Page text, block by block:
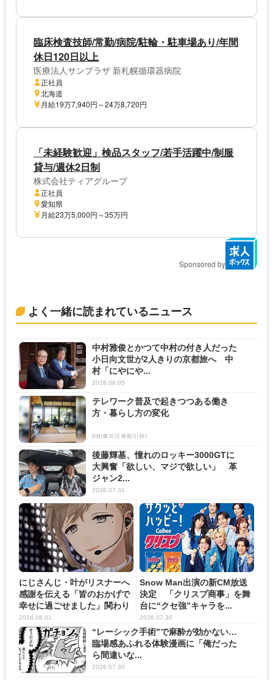
臨床検査技師/常勤/病院/駐輪・駐車場あり/年間
休日120日以上
医療法人サンプラザ 新札幌循環器病院
正社員
北海道
月給19万7,940円～24万8,720円
「未経験歓迎」検品スタッフ/若手活躍中/制服
貸与/週休2日制
株式会社ティアグループ
正社員
愛知県
月給23万5,000円～35万円
Sponsored by
よく一緒に読まれているニュース
中村雅俊とかつて中村の付き人だった
小日向文世が2人きりの京都旅へ 中
村「にやにや...
2026.08.05
テレワーク普及で起きつつある働き
方・暮らし方の変化
PR(東京証券取引所)
後藤輝基、憧れのロッキー3000GTに
大興奮「欲しい、マジで欲しい」 革
ジャン2...
2026.07.31
にじさんじ・叶がリスナーへ
感謝を伝える「皆のおかげで
幸せに過ごせました」関わり
の...
2026.08.01
Snow Man出演の新CM放送
決定 「クリスプ商事」を舞
台に“クセ強”キャラを...
2026.07.30
“レーシック手術”で麻酔が効かない…
臨場感あふれる体験漫画に「俺だった
ら間違いな...
2026.07.30